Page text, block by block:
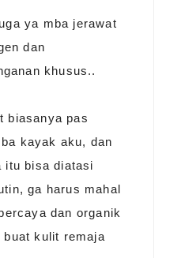
ya mba jerawat
dan
khusus..
biasanya pas
kayak aku, dan
itu bisa diatasi
ga harus mahal
dan organik
buat kulit remaja